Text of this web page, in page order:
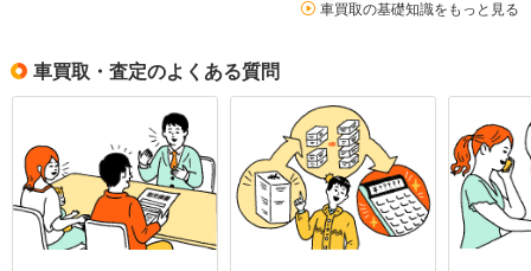
車買取の基礎知識をもっと見る
車買取・査定のよくある質問